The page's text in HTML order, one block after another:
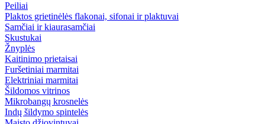
Peiliai
Plaktos grietinėlės flakonai, sifonai ir plaktuvai
Samčiai ir kiaurasamčiai
Skustukai
Žnyplės
Kaitinimo prietaisai
Furšetiniai marmitai
Elektriniai marmitai
Šildomos vitrinos
Mikrobangų krosnelės
Indų šildymo spintelės